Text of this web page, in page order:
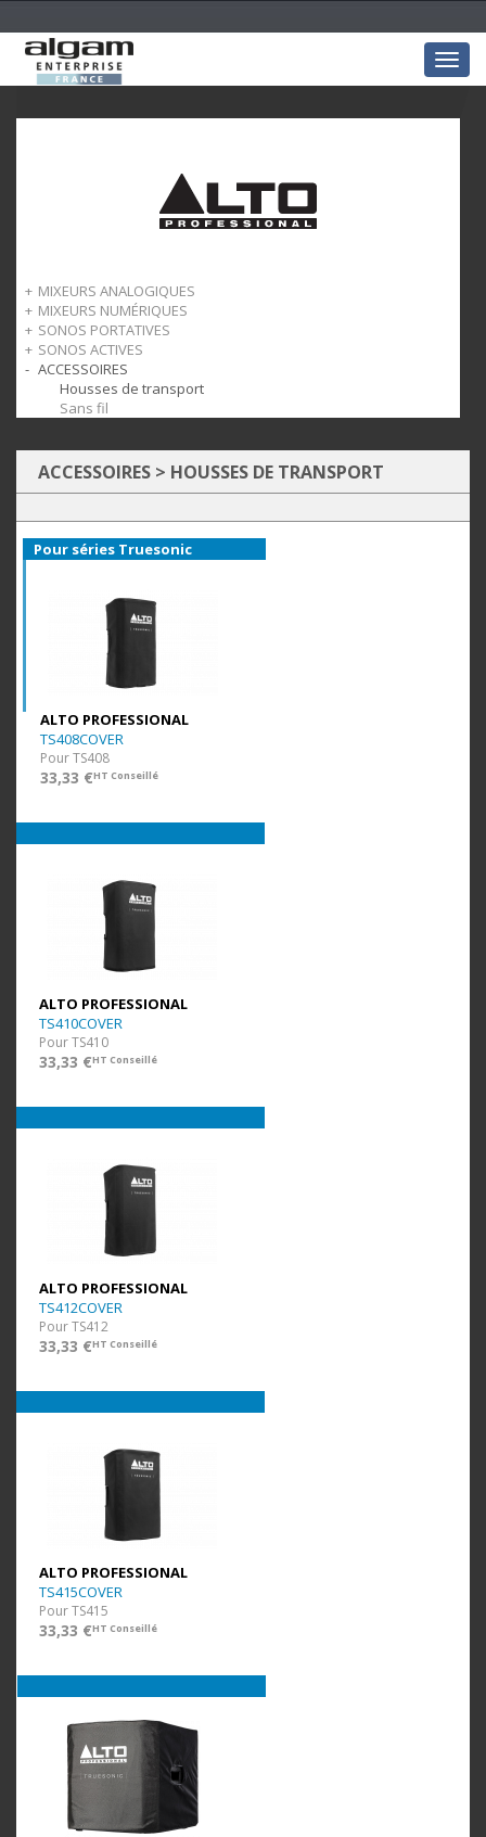
MIXEURS ANALOGIQUES
TrueMix
MIXEURS NUMÉRIQUES
TMD
SONOS PORTATIVES
Busker
Uber
SONOS ACTIVES
TX
TrueSonic
ACCESSOIRES
Housses de transport
Sans fil
ACCESSOIRES > HOUSSES DE TRANSPORT
Pour séries Truesonic
ALTO PROFESSIONAL
TS408COVER
Pour TS408
33,33 €HT Conseillé
ALTO PROFESSIONAL
TS410COVER
Pour TS410
33,33 €HT Conseillé
ALTO PROFESSIONAL
TS412COVER
Pour TS412
33,33 €HT Conseillé
ALTO PROFESSIONAL
TS415COVER
Pour TS415
33,33 €HT Conseillé